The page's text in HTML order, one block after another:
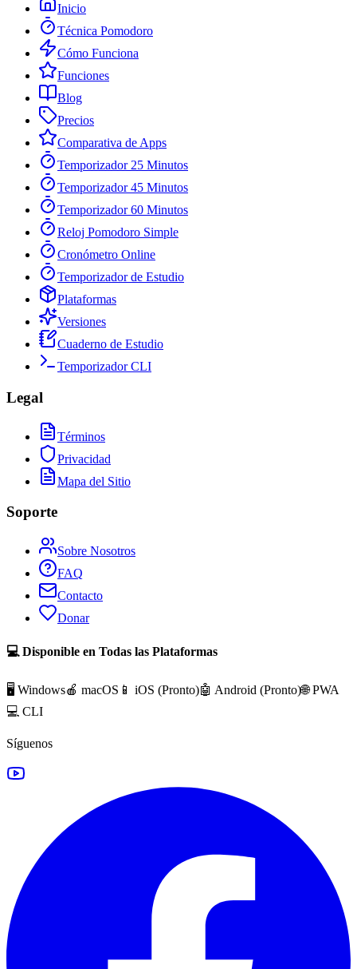
Inicio
Técnica Pomodoro
Cómo Funciona
Funciones
Blog
Precios
Comparativa de Apps
Temporizador 25 Minutos
Temporizador 45 Minutos
Temporizador 60 Minutos
Reloj Pomodoro Simple
Cronómetro Online
Temporizador de Estudio
Plataformas
Versiones
Cuaderno de Estudio
Temporizador CLI
Legal
Términos
Privacidad
Mapa del Sitio
Soporte
Sobre Nosotros
FAQ
Contacto
Donar
💻 Disponible en Todas las Plataformas
🖥️ Windows🍎 macOS 📱 iOS (Pronto)🤖 Android (Pronto)🌐 PWA
💻 CLI
Síguenos